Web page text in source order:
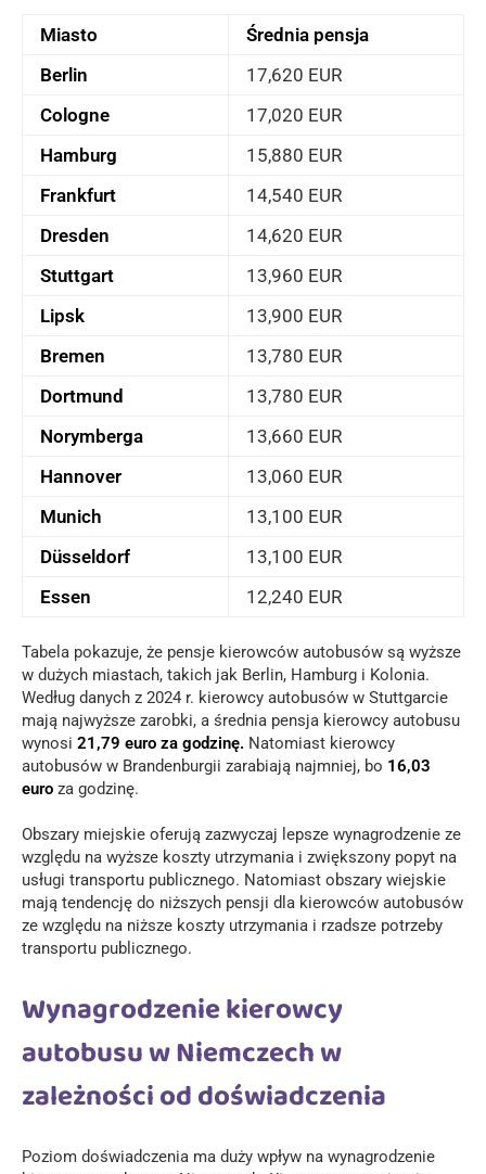
Miasto
Średnia pensja
Berlin
17,620 EUR
Cologne
17,020 EUR
Hamburg
15,880 EUR
Frankfurt
14,540 EUR
Dresden
14,620 EUR
Stuttgart
13,960 EUR
Lipsk
13,900 EUR
Bremen
13,780 EUR
Dortmund
13,780 EUR
Norymberga
13,660 EUR
Hannover
13,060 EUR
Munich
13,100 EUR
Düsseldorf
13,100 EUR
Essen
12,240 EUR
Tabela pokazuje, że pensje kierowców autobusów są wyższe
w dużych miastach, takich jak Berlin, Hamburg i Kolonia.
Według danych z 2024 r. kierowcy autobusów w Stuttgarcie
mają najwyższe zarobki, a średnia pensja kierowcy autobusu
wynosi 21,79 euro za godzinę. Natomiast kierowcy
autobusów w Brandenburgii zarabiają najmniej, bo 16,03
euro za godzinę.
Obszary miejskie oferują zazwyczaj lepsze wynagrodzenie ze
względu na wyższe koszty utrzymania i zwiększony popyt na
usługi transportu publicznego. Natomiast obszary wiejskie
mają tendencję do niższych pensji dla kierowców autobusów
ze względu na niższe koszty utrzymania i rzadsze potrzeby
transportu publicznego.
Wynagrodzenie kierowcy
autobusu w Niemczech w
zależności od doświadczenia
Poziom doświadczenia ma duży wpływ na wynagrodzenie